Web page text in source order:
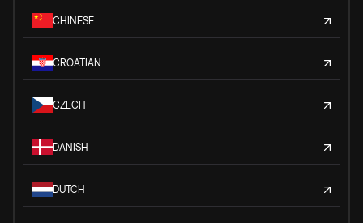
CHINESE
CROATIAN
CZECH
DANISH
DUTCH